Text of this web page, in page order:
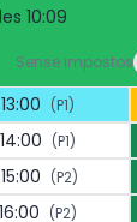
10:09
Sense impostos
(P1)
(P1)
(P2)
(P2)